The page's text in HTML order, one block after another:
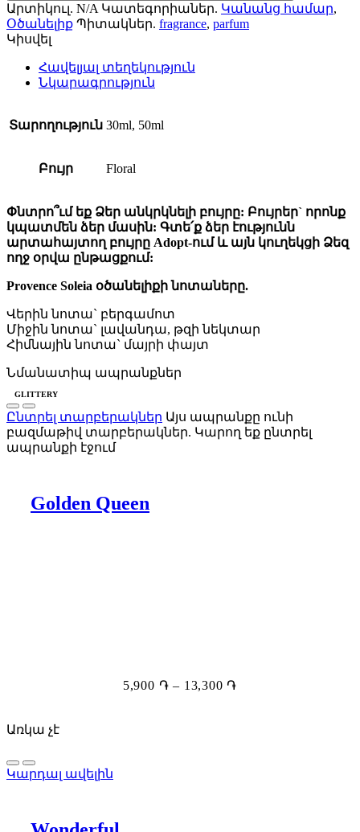
Արտիկուլ. N/A Կատեգորիաներ. Կանանց համար,
Օծանելիք Պիտակներ. fragrance, parfum
Կիսվել
Հավելյալ տեղեկություն
Նկարագրություն
Տարողություն 30ml, 50ml
Բույր Floral
Փնտրո՞ւմ եք Ձեր անկրկնելի բույրը: Բույրեր` որոնք
կպատմեն ձեր մասին: Գտե՛ք ձեր էությունն
արտահայտող բույրը Adopt-ում և այն կուղեկցի Ձեզ
ողջ օրվա ընթացքում:
Provence Soleia օծանելիքի նոտաները.
Վերին նոտա` բերգամոտ
Միջին նոտա` լավանդա, թզի նեկտար
Հիմնային նոտա` մայրի փայտ
Նմանատիպ ապրանքներ
GLITTERY
Ընտրել տարբերակներ Այս ապրանքը ունի
բազմաթիվ տարբերակներ. Կարող եք ընտրել
ապրանքի էջում
Golden Queen
5,900 ֏ – 13,300 ֏
Առկա չէ
Կարդալ ավելին